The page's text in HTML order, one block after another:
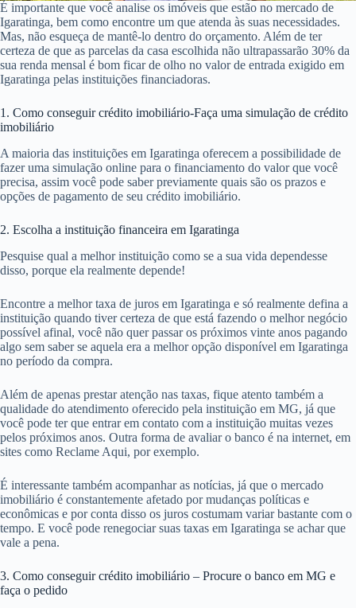
É importante que você analise os imóveis que estão no mercado de
Igaratinga, bem como encontre um que atenda às suas necessidades.
Mas, não esqueça de mantê-lo dentro do orçamento. Além de ter
certeza de que as parcelas da casa escolhida não ultrapassarão 30% da
sua renda mensal é bom ficar de olho no valor de entrada exigido em
Igaratinga pelas instituições financiadoras.
1. Como conseguir crédito imobiliário-Faça uma simulação de crédito
imobiliário
A maioria das instituições em Igaratinga oferecem a possibilidade de
fazer uma simulação online para o financiamento do valor que você
precisa, assim você pode saber previamente quais são os prazos e
opções de pagamento de seu crédito imobiliário.
2. Escolha a instituição financeira em Igaratinga
Pesquise qual a melhor instituição como se a sua vida dependesse
disso, porque ela realmente depende!
Encontre a melhor taxa de juros em Igaratinga e só realmente defina a
instituição quando tiver certeza de que está fazendo o melhor negócio
possível afinal, você não quer passar os próximos vinte anos pagando
algo sem saber se aquela era a melhor opção disponível em Igaratinga
no período da compra.
Além de apenas prestar atenção nas taxas, fique atento também a
qualidade do atendimento oferecido pela instituição em MG, já que
você pode ter que entrar em contato com a instituição muitas vezes
pelos próximos anos. Outra forma de avaliar o banco é na internet, em
sites como Reclame Aqui, por exemplo.
É interessante também acompanhar as notícias, já que o mercado
imobiliário é constantemente afetado por mudanças políticas e
econômicas e por conta disso os juros costumam variar bastante com o
tempo. E você pode renegociar suas taxas em Igaratinga se achar que
vale a pena.
3. Como conseguir crédito imobiliário – Procure o banco em MG e
faça o pedido